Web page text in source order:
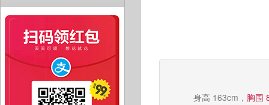
身高 163cm， 胸围